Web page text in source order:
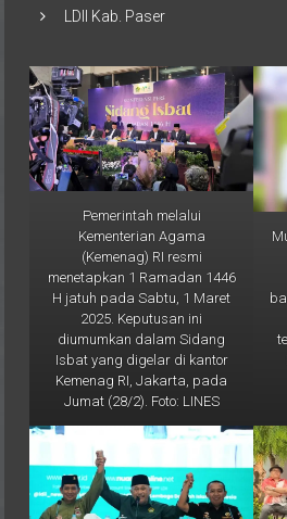
Pemerintah melalui
Kementerian Agama
(Kemenag) RI resmi
menetapkan 1 Ramadan 1446
H jatuh pada Sabtu, 1 Maret
2025. Keputusan ini
diumumkan dalam Sidang
Isbat yang digelar di kantor
Kemenag RI, Jakarta, pada
Jumat (28/2). Foto: LINES